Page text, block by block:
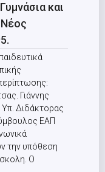
και
Γιάννης
Υπ. Διδάκτορας
ΕΑΠ
την υπόθεση
Ο